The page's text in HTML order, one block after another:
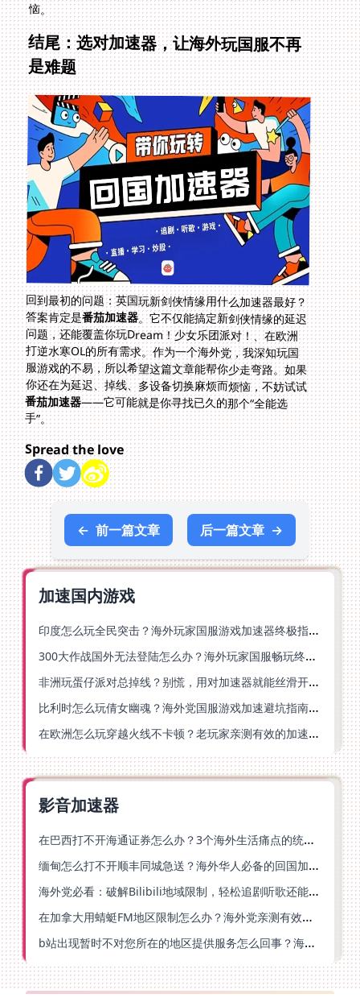
恼。
结尾：选对加速器，让海外玩国服不再
是难题
回到最初的问题：英国玩新剑侠情缘用什么加速器最好？
答案肯定是番茄加速器。它不仅能搞定新剑侠情缘的延迟
问题，还能覆盖你玩Dream！少女乐团派对！、在欧洲
打逆水寒OL的所有需求。作为一个海外党，我深知玩国
服游戏的不易，所以希望这篇文章能帮你少走弯路。如果
你还在为延迟、掉线、多设备切换麻烦而烦恼，不妨试试
番茄加速器——它可能就是你寻找已久的那个“全能选
手”。
Spread the love
← 前一篇文章 后一篇文章 →
加速国内游戏
印度怎么玩全民突击？海外玩家国服游戏加速器终极指南（附原神延迟优化+精灵之境加速器选择）
300大作战国外无法登陆怎么办？海外玩家国服畅玩终极指南（附实测推荐）
非洲玩蛋仔派对总掉线？别慌，用对加速器就能丝滑开跑！
比利时怎么玩倩女幽魂？海外党国服游戏加速避坑指南（附实测推荐）
在欧洲怎么玩穿越火线不卡顿？老玩家亲测有效的加速器选择指南
影音加速器
在巴西打不开海通证券怎么办？3个海外生活痛点的统一解决方案
缅甸怎么打不开顺丰同城急送？海外华人必备的回国加速指南（附B站会员游戏解决方案）
海外党必看：破解Bilibili地域限制，轻松追剧听歌还能流畅理财的实用指南
在加拿大用蜻蜓FM地区限制怎么办？海外党亲测有效的回国加速方案
b站出现暂时不对您所在的地区提供服务怎么回事？海外党亲测有效的回国加速方案